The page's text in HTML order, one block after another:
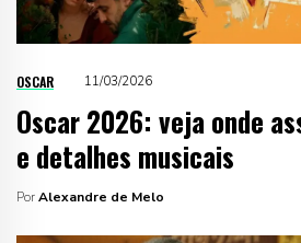
OSCAR 11/03/2026
Oscar 2026: veja onde
e detalhes musicais
PorAlexandre de Melo